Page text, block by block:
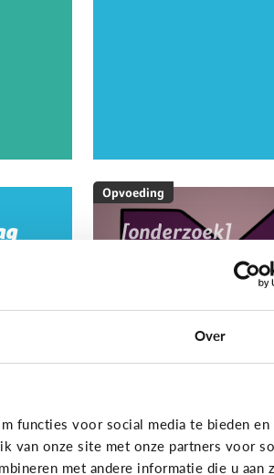
Over
functies voor social media te bieden en
van onze site met onze partners voor
met andere informatie die u aan
Opvoeding
[onderzoek]
MediaNest
2025 - Kom
weten over het
mediagebruik
Ontdek het